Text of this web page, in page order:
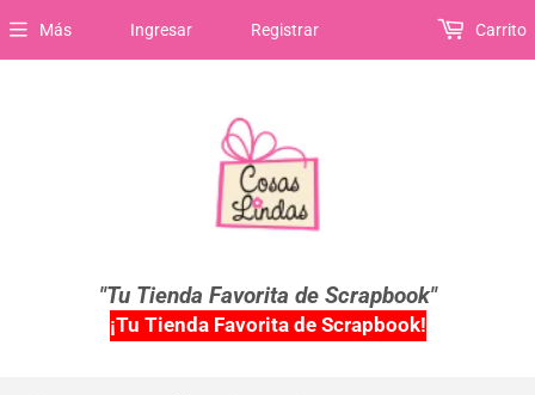
"Tu Tienda Favorita de Scrapbook"
¡Tu Tienda Favorita de Scrapbook!
Más Ingresar Registrar Carrito